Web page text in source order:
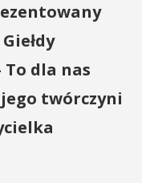
dla nas
twórczyni